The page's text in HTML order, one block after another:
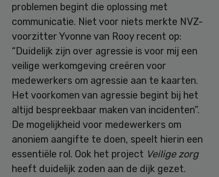
problemen begint die oplossing met
communicatie. Niet voor niets merkte NVZ-
voorzitter Yvonne van Rooy recent op:
“Duidelijk zijn over agressie is voor mij een
veilige werkomgeving creëren voor
medewerkers om agressie aan te kaarten.
Het voorkomen van agressie begint bij het
altijd bespreekbaar maken van incidenten”.
De mogelijkheid voor medewerkers om
anoniem aangifte te doen, speelt hierin een
essentiële rol. Ook het project Veilige zorg
heeft duidelijk zoden aan de dijk gezet.